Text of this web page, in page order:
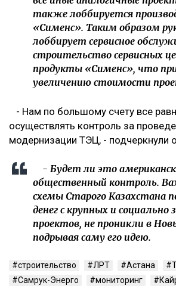
также лоббируется
«Сименс». Таким образом
лоббирует сервисное
строительство сервисных
продукты «Сименс», что
увеличению стоимости
- Нам по большому счету все
осуществлять контроль за
модернизации ТЭЦ, - подчеркнули
- Будет ли это
общественный контроль.
схемы Старого Казахстана
денег с крупных и
проектов, не проникли в
подрывая саму его идею.
строительство ЛРТ Астана
Самрук-Энерго
мониторинг